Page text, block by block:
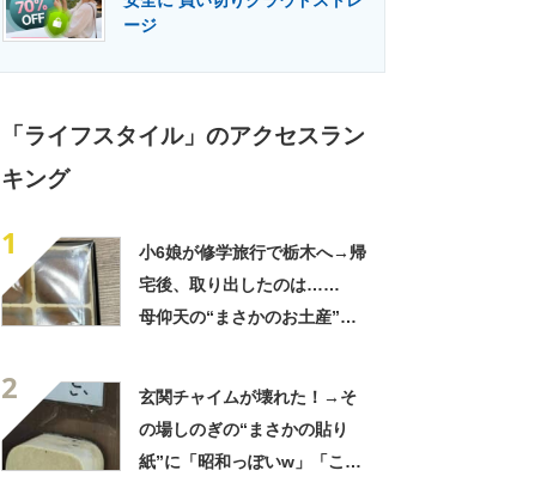
ージ
「ライフスタイル」のアクセスラン
キング
1
小6娘が修学旅行で栃木へ→帰
宅後、取り出したのは……
母仰天の“まさかのお土産”に
2
玄関チャイムが壊れた！→そ
の場しのぎの“まさかの貼り
紙”に「昭和っぽいw」「こん